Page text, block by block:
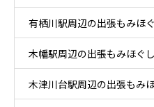
ア
有栖川駅周辺の出張もみほ
木幡駅周辺の出張もみほぐ
木津川台駅周辺の出張もみ